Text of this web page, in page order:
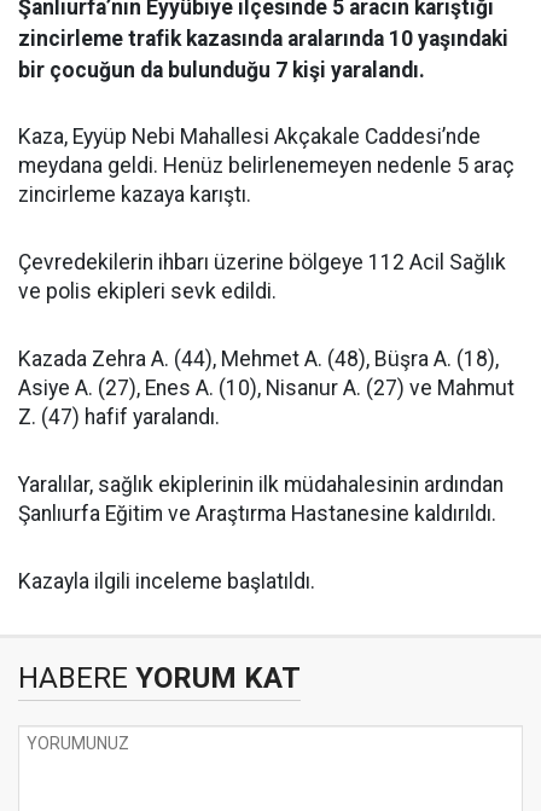
Şanlıurfa’nın Eyyübiye ilçesinde 5 aracın karıştığı
zincirleme trafik kazasında aralarında 10 yaşındaki
bir çocuğun da bulunduğu 7 kişi yaralandı.
Kaza, Eyyüp Nebi Mahallesi Akçakale Caddesi’nde
meydana geldi. Henüz belirlenemeyen nedenle 5 araç
zincirleme kazaya karıştı.
Çevredekilerin ihbarı üzerine bölgeye 112 Acil Sağlık
ve polis ekipleri sevk edildi.
Kazada Zehra A. (44), Mehmet A. (48), Büşra A. (18),
Asiye A. (27), Enes A. (10), Nisanur A. (27) ve Mahmut
Z. (47) hafif yaralandı.
Yaralılar, sağlık ekiplerinin ilk müdahalesinin ardından
Şanlıurfa Eğitim ve Araştırma Hastanesine kaldırıldı.
Kazayla ilgili inceleme başlatıldı.
HABERE YORUM KAT